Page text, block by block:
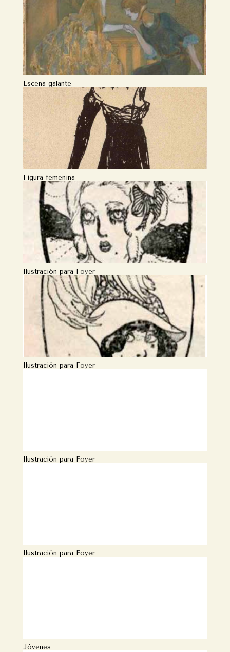
Escena galante
Figura femenina
Ilustración para Foyer
Ilustración para Foyer
Ilustración para Foyer
Ilustración para Foyer
Jóvenes